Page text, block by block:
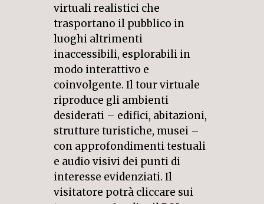
virtuali realistici che
trasportano il pubblico in
luoghi altrimenti
inaccessibili, esplorabili in
modo interattivo e
coinvolgente. Il tour virtuale
riproduce gli ambienti
desiderati – edifici, abitazioni,
strutture turistiche, musei –
con approfondimenti testuali
e audio visivi dei punti di
interesse evidenziati. Il
visitatore potrà cliccare sui